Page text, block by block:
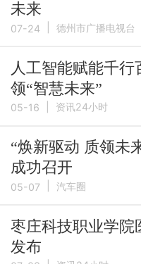
未来
07-24 德州市广播电视台
人工智能赋能千行
领“智慧未来”
05-16 资讯24小时
“焕新驱动 质领未
成功召开
05-07 汽车圈
枣庄科技职业学院
发布